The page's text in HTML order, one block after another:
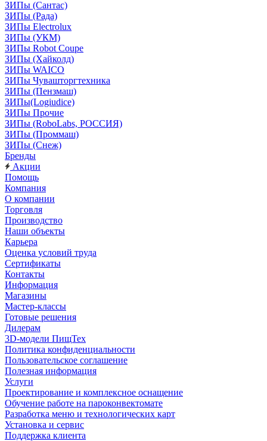
ЗИПы (Сантас)
ЗИПы (Рада)
ЗИПы Electrolux
ЗИПы (УКМ)
ЗИПы Robot Coupe
ЗИПы (Хайколд)
ЗИПы WAICO
ЗИПы Чувашторгтехника
ЗИПы (Пензмаш)
ЗИПы(Logiudice)
ЗИПы Прочие
ЗИПы (RoboLabs, РОССИЯ)
ЗИПы (Проммаш)
ЗИПы (Снеж)
Бренды
Акции
Помощь
Компания
О компании
Торговля
Производство
Наши объекты
Карьера
Оценка условий труда
Сертификаты
Контакты
Информация
Магазины
Мастер-классы
Готовые решения
Дилерам
3D-модели ПищТех
Политика конфиденциальности
Пользовательское соглашение
Полезная информация
Услуги
Проектирование и комплексное оснащение
Обучение работе на пароконвектомате
Разработка меню и технологических карт
Установка и сервис
Поддержка клиента